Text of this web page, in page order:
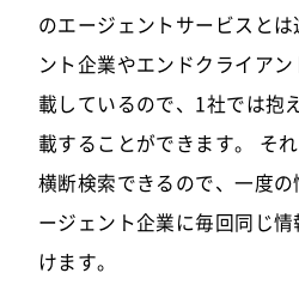
のエージェントサービスと
ント企業やエンドクライア
載しているので、1社では抱
載することができます。 そ
横断検索できるので、一度
ージェント企業に毎回同じ
けます。